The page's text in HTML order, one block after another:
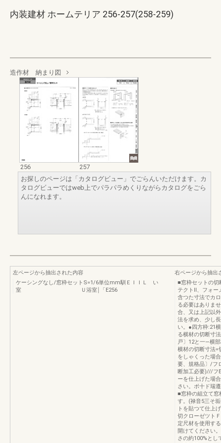
内装建材 ホームテリア 256-257(258-259)
造作材 納まり図
256
257
お探しのページは「カタログビュー」でごらんいただけます。カ
タログビューではweb上でパラパラめくりながらカタログをごら
んになれます。
左ページから抽出された内容
ケーシングなし/窓枠セットS=1/6単位mm馴ＥＩＩＬ い
室 Ｕ浴室￨「E256
右ページから抽出
■窓枠セットの切
テクトII、フォー
含つた寸法でカ
る必要はありま
合、又は上記以
法を求め、少し
い。●四方枠:21
る横材の切断寸
戸〕12と一―横
横材の切断寸法=
をしゃくった場
要、規格品〕/フ
断加工必要)///フ
ーを仕上げた場
さい。ポ十ド瑞
■窓枠の組立て窓
す。(禄音5三そ
トを貼つて仕上
切クローゼツト
定尺材を使用す
開けてください
さの約100%とし